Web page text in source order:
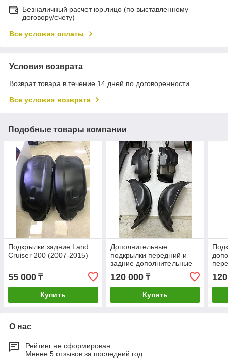
Безналичный расчет юр.лицо (по выставленному
договору/счету)
Все условия оплаты
Условия возврата
Возврат товара в течение 14 дней по договоренности
Все условия возврата
Подобные товары компании
Подкрылки задние Land
Cruiser 200 (2007-2015)
55 000 ₸
Купить
Дополнительные
подкрылки передний и
задние дополнительные
Lc200 / Lx570
120 000₸
Купить
О нас
Рейтинг не сформирован
Менее 5 отзывов за последний год